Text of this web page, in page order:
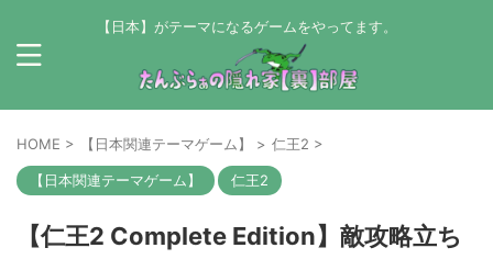
【日本】がテーマになるゲームをやってます。
HOME > 【日本関連テーマゲーム】 > 仁王2 >
【日本関連テーマゲーム】 仁王2
【仁王2 Complete Edition】敵攻略立ち